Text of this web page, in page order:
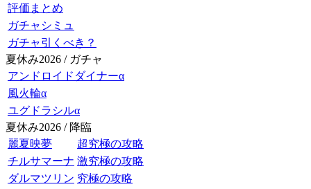
評価まとめ
ガチャシミュ
ガチャ引くべき？
夏休み2026 / ガチャ
アンドロイドダイナーα
風火輪α
ユグドラシルα
夏休み2026 / 降臨
麗夏映夢
超究極の攻略
チルサマーナ 激究極の攻略
ダルマツリン 究極の攻略